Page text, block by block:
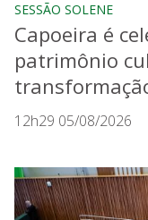
SESSÃO SOLENE
Capoeira é
patrimônio
12h29 05/08/2026